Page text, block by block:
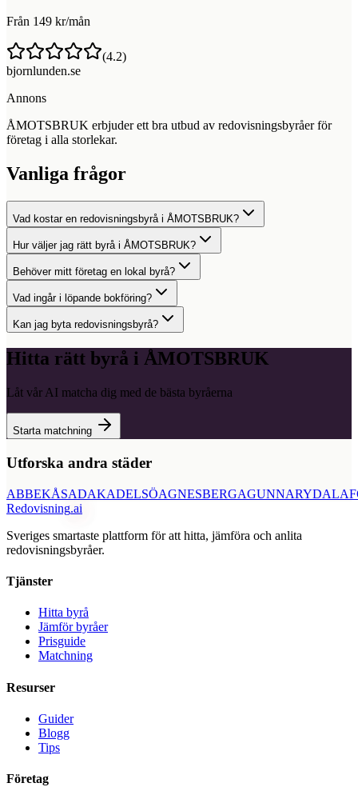
Från 149 kr/mån
(4.2)
bjornlunden.se
Annons
ÅMOTSBRUK erbjuder ett bra utbud av redovisningsbyråer för
företag i alla storlekar.
Vanliga frågor
Vad kostar en redovisningsbyrå i ÅMOTSBRUK?
Hur väljer jag rätt byrå i ÅMOTSBRUK?
Behöver mitt företag en lokal byrå?
Vad ingår i löpande bokföring?
Kan jag byta redovisningsbyrå?
Hitta rätt byrå i ÅMOTSBRUK
Låt vår AI matcha dig med de bästa byråerna
Starta matchning
Utforska andra städer
ABBEKÅSADAKADELSÖAGNESBERGAGUNNARYD
Redovisning.ai
Sveriges smartaste plattform för att hitta, jämföra och anlita
redovisningsbyråer.
Tjänster
Hitta byrå
Jämför byråer
Prisguide
Matchning
Resurser
Guider
Blogg
Tips
Företag